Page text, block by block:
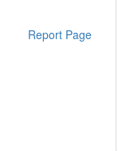
Report Page